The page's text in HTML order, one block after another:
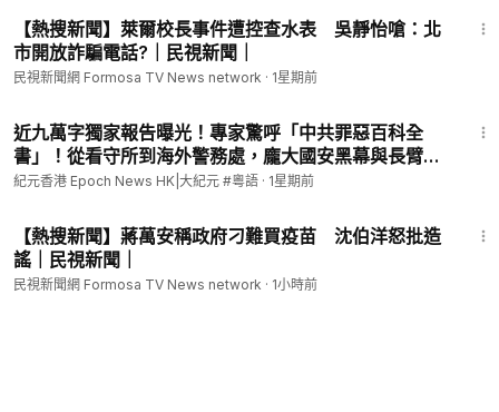
【熱搜新聞】萊爾校長事件遭控查水表 吳靜怡嗆：北
市開放詐騙電話?｜民視新聞｜
民視新聞網 Formosa TV News network · 1星期前
近九萬字獨家報告曝光！專家驚呼「中共罪惡百科全
書」！從看守所到海外警務處，龐大國安黑幕與長臂滲
透運作全公開l#紀元香港 粵語
紀元香港 Epoch News HK|大紀元 #粵語 · 1星期前
【熱搜新聞】蔣萬安稱政府刁難買疫苗 沈伯洋怒批造
謠｜民視新聞｜
民視新聞網 Formosa TV News network · 1小時前